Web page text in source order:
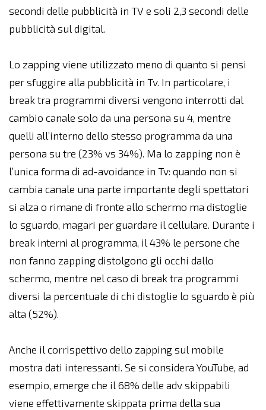
secondi delle pubblicità in TV e soli 2,3 secondi delle
pubblicità sul digital.
Lo zapping viene utilizzato meno di quanto si pensi
per sfuggire alla pubblicità in Tv. In particolare, i
break tra programmi diversi vengono interrotti dal
cambio canale solo da una persona su 4, mentre
quelli all’interno dello stesso programma da una
persona su tre (23% vs 34%). Ma lo zapping non è
l’unica forma di ad-avoidance in Tv: quando non si
cambia canale una parte importante degli spettatori
si alza o rimane di fronte allo schermo ma distoglie
lo sguardo, magari per guardare il cellulare. Durante i
break interni al programma, il 43% le persone che
non fanno zapping distolgono gli occhi dallo
schermo, mentre nel caso di break tra programmi
diversi la percentuale di chi distoglie lo sguardo è più
alta (52%).
Anche il corrispettivo dello zapping sul mobile
mostra dati interessanti. Se si considera YouTube, ad
esempio, emerge che il 68% delle adv skippabili
viene effettivamente skippata prima della sua